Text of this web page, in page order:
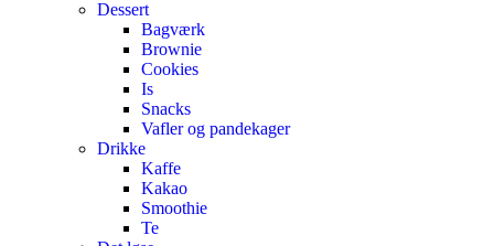
Dessert
Bagværk
Brownie
Cookies
Is
Snacks
Vafler og pandekager
Drikke
Kaffe
Kakao
Smoothie
Te